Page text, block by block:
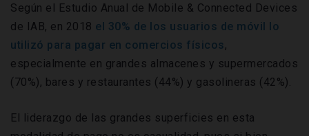
Según el Estudio Anual de Mobile & Connected Devices
de IAB, en 2018 el 30% de los usuarios de móvil lo
utilizó para pagar en comercios físicos,
especialmente en grandes almacenes y supermercados
(70%), bares y restaurantes (44%) y gasolineras (42%).
El liderazgo de las grandes superficies en esta